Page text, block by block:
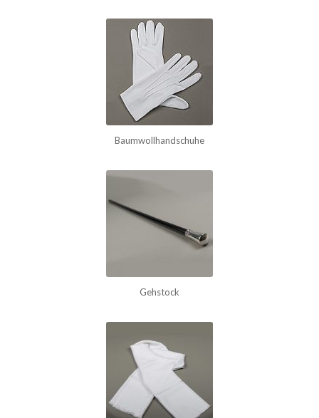
Baumwollhandschuhe
Gehstock